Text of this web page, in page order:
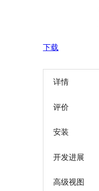
下载
详情
评价
安装
开发进展
高级视图